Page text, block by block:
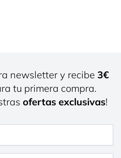
newsletter y recibe 3€
tu primera compra.
ofertas exclusivas!